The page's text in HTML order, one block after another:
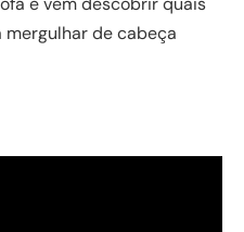
mergulhar de cabeça